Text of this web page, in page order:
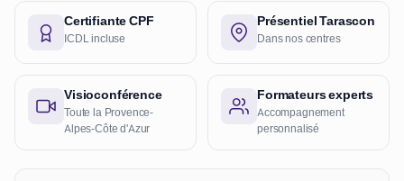
Certifiante CPF
ICDL incluse
Présentiel Tarascon
Dans nos centres
Visioconférence
Toute la Provence-
Alpes-Côte d'Azur
Formateurs experts
Accompagnement
personnalisé